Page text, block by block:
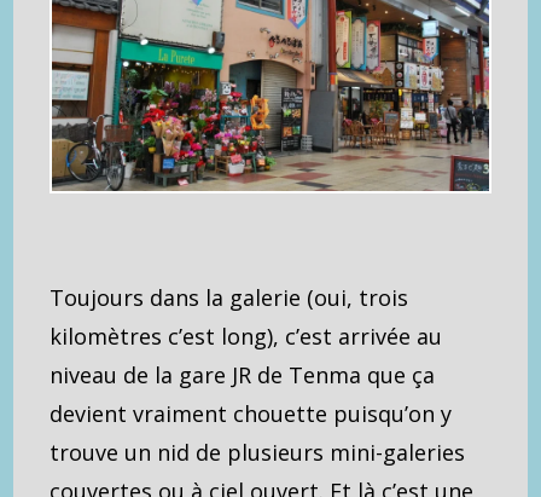
Toujours dans la galerie (oui, trois
kilomètres c’est long), c’est arrivée au
niveau de la gare JR de Tenma que ça
devient vraiment chouette puisqu’on y
trouve un nid de plusieurs mini-galeries
couvertes ou à ciel ouvert. Et là c’est une